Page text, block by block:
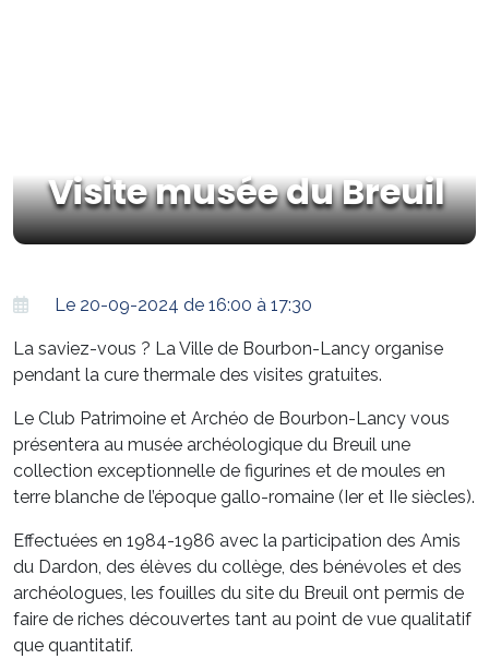
Visite musée du Breuil
Le 20-09-2024 de 16:00 à 17:30
La saviez-vous ? La Ville de Bourbon-Lancy organise
pendant la cure thermale des visites gratuites.
Le Club Patrimoine et Archéo de Bourbon-Lancy vous
présentera au musée archéologique du Breuil une
collection exceptionnelle de figurines et de moules en
terre blanche de l’époque gallo-romaine (Ier et IIe siècles).
Effectuées en 1984-1986 avec la participation des Amis
du Dardon, des élèves du collège, des bénévoles et des
archéologues, les fouilles du site du Breuil ont permis de
faire de riches découvertes tant au point de vue qualitatif
que quantitatif.